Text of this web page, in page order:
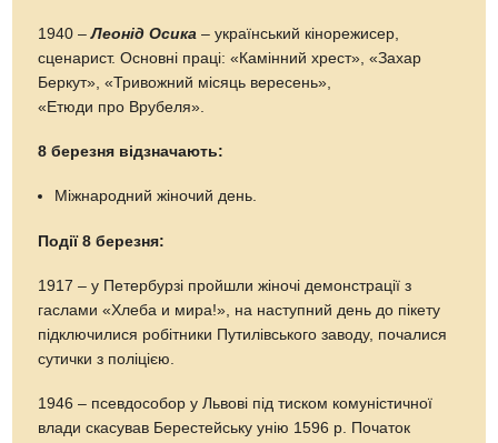
1940 –Леонід Осика – український кінорежисер,
сценарист. Основні праці: «Камінний хрест», «Захар
Беркут», «Тривожний місяць вересень»,
«Етюди про Врубеля».
8 березня відзначають:
Міжнародний жіночий день.
Події 8 березня:
1917 – у Петербурзі пройшли жіночі демонстрації з
гаслами «Хлеба и мира!», на наступний день до пікету
підключилися робітники Путилівського заводу, почалися
сутички з поліцією.
1946 – псевдособор у Львові під тиском комуністичної
влади скасував Берестейську унію 1596 р. Початок